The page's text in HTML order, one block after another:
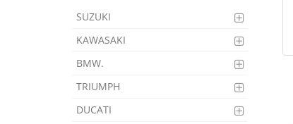
SUZUKI
KAWASAKI
BMW.
TRIUMPH
DUCATI